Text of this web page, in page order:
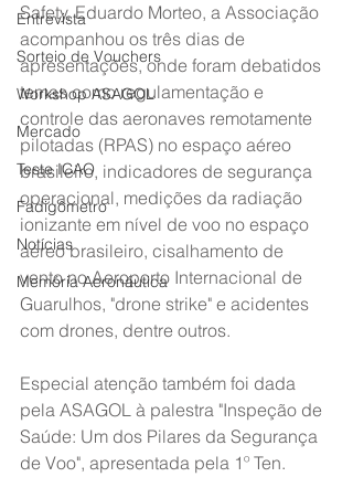
Entrevista
Sorteio de Vouchers
Workshop ASAGOL
Mercado
Teste ICAO
Fadigômetro
Notícias
Memória Aeronáutica
Safety, Eduardo Morteo, a Associação
acompanhou os três dias de
apresentações, onde foram debatidos
temas como regulamentação e
controle das aeronaves remotamente
pilotadas (RPAS) no espaço aéreo
brasileiro, indicadores de segurança
operacional, medições da radiação
ionizante em nível de voo no espaço
aéreo brasileiro, cisalhamento de
vento no Aeroporto Internacional de
Guarulhos, "drone strike" e acidentes
com drones, dentre outros.
Especial atenção também foi dada
pela ASAGOL à palestra "Inspeção de
Saúde: Um dos Pilares da Segurança
de Voo", apresentada pela 1º Ten.